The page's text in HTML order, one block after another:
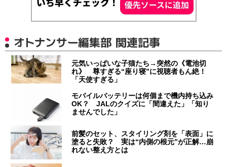
オトナンサー編集部 関連記事
元気いっぱいな子猫たち→突然の《電池切
れ》 尊すぎる“座り寝”に視聴者もん絶！
「天使すぎる」
モバイルバッテリーは何個まで機内持ち込み
OK？ JALのクイズに「間違えた」「知り
ませんでした」
前髪のセット、スタイリング剤を「表面」に
塗ると失敗？ 実は“内側の根元”が正解…崩
れない整え方とは